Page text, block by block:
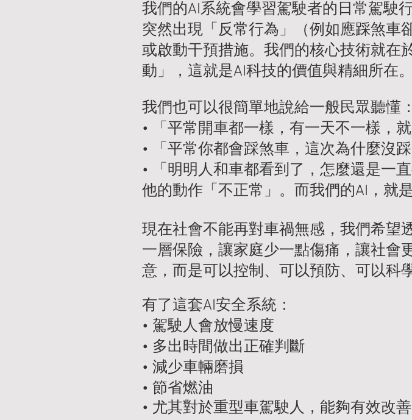
我們的AI系統會學習駕駛者的日常駕駛
突然出現「反常行為」（例如應踩煞車
或啟動干預措施。我們的核心技術就在
動」，這就是AI科技的價值與精細所在。
我們也可以很簡單地說給一般民眾聽懂：
• 「平常開車都一樣，有一天不一樣，就
• 「平常你都會踩煞車，這次為什麼沒踩
• 「明明人和車都看到了，怎麼還是一
他的動作「不正常」。而我們的AI，就
現在社會不能再對車禍無感，我們希望
一層保險，讓家庭少一點傷痛，讓社會
意，而是可以控制、可以預防、可以科
有了這套AI安全系統：
• 駕駛人會放慢速度
• 多出時間做出正確判斷
• 減少車輛磨損
• 節省燃油
• 尤其對於重型車駕駛人，能夠有效改